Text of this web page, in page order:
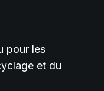
pour les
et du